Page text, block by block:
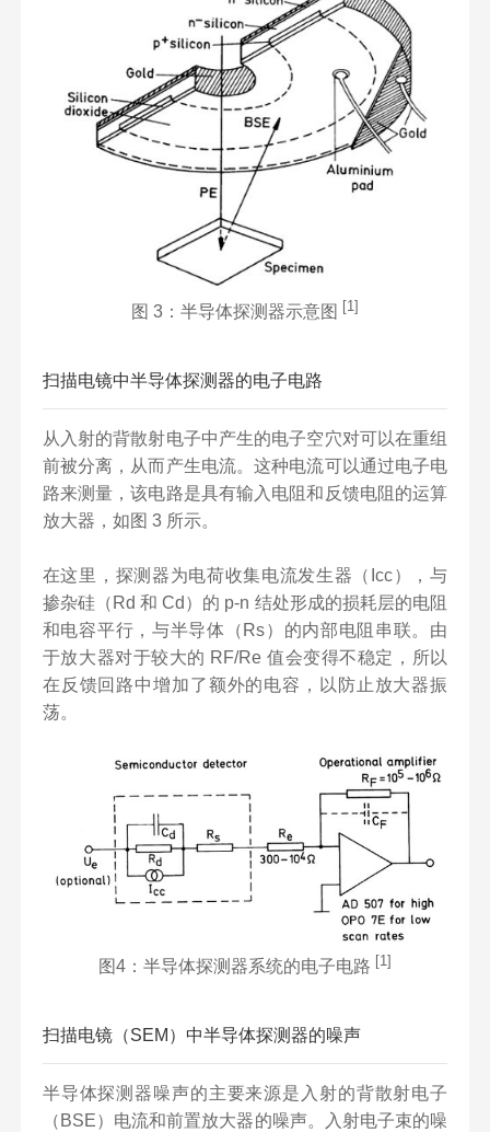
图 3：半导体探测器示意图 [1]
扫描电镜中半导体探测器的电子电路
从入射的背散射电子中产生的电子空穴对可以在重组
前被分离，从而产生电流。这种电流可以通过电子电
路来测量，该电路是具有输入电阻和反馈电阻的运算
放大器，如图 3 所示。
在这里，探测器为电荷收集电流发生器（Icc），与
掺杂硅（Rd 和 Cd）的 p-n 结处形成的损耗层的电阻
和电容平行，与半导体（Rs）的内部电阻串联。由
于放大器对于较大的 RF/Re 值会变得不稳定，所以
在反馈回路中增加了额外的电容，以防止放大器振
荡。
图4：半导体探测器系统的电子电路 [1]
扫描电镜（SEM）中半导体探测器的噪声
半导体探测器噪声的主要来源是入射的背散射电子
（BSE）电流和前置放大器的噪声。入射电子束的噪